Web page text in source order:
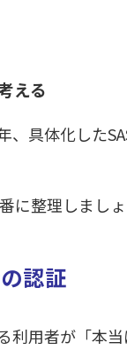
える
具体化した
に整理しましょ
認証
利用者が「本